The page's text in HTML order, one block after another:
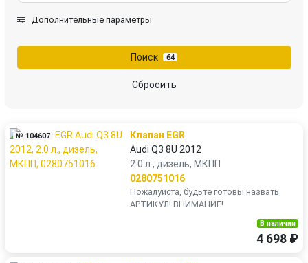
Дополнительные параметры
Поиск 64
Сбросить
№ 104607
Клапан EGR
Audi Q3 8U 2012
2.0 л., дизель, МКПП
0280751016
Пожалуйста, будьте готовы назвать
АРТИКУЛ! ВНИМАНИЕ!
В наличии
4 698 ₽